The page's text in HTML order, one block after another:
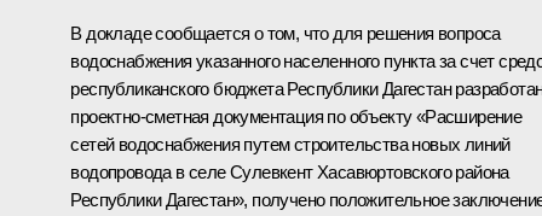
В докладе сообщается о том, что для решения вопроса
водоснабжения указанного населенного пункта за счет
республиканского бюджета Республики Дагестан
проектно-сметная документация по объекту «Расширение
сетей водоснабжения путем строительства новых линий
водопровода в селе Сулевкент Хасавюртовского района
Республики Дагестан», получено положительное